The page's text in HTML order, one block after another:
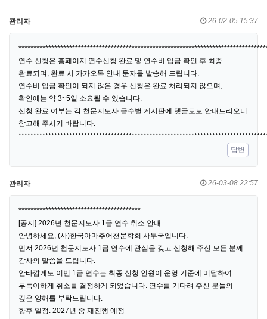
관리자 26-02-05 15:37
연수 신청은 홈페이지 연수신청 완료 및 연수비 입금 확인 후 최종
완료되며, 완료 시 카카오톡 안내 문자를 발송해 드립니다.
연수비 입금 확인이 되지 않은 경우 신청은 완료 처리되지 않으며,
확인에는 약 3~5일 소요될 수 있습니다.
신청 완료 여부는 각 천문지도사 급수별 게시판에 댓글로도 안내드리오니
참고해 주시기 바랍니다.
답변
관리자 26-03-08 22:57
*****************************************
[공지] 2026년 천문지도사 1급 연수 취소 안내
안녕하세요, (사)한국아마추어천문학회 사무국입니다.
먼저 2026년 천문지도사 1급 연수에 관심을 갖고 신청해 주신 모든 분께
감사의 말씀을 드립니다.
안타깝게도 이번 1급 연수는 최종 신청 인원이 운영 기준에 미달하여
부득이하게 취소를 결정하게 되었습니다. 연수를 기다려 주신 분들의
깊은 양해를 부탁드립니다.
향후 일정: 2027년 중 재진행 예정